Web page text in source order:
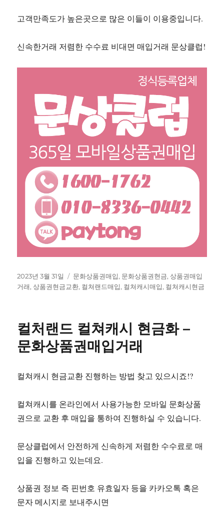
고객만족도가 높은곳으로 많은 이들이 이용중입니다.
신속한거래 저렴한 수수료 비대면 매입거래 문상클럽!
작
성
2023년 3월 31일
태
그
문화상품권매입, 문화상품권현금,상품권매입
거래,상품권현금교환, 컬쳐랜드매입, 컬쳐캐시매입, 컬쳐캐시현금
컬처랜드 컬쳐캐시 현금화 –
문화상품권매입거래
컬쳐캐시 현금교환 진행하는 방법 찾고 있으시죠!?
컬쳐캐시를 온라인에서 사용가능한 모바일 문화상품
권으로 교환 후 매입을 통하여 진행하실 수 있습니다.
문상클럽에서 안전하게 신속하게 저렴한 수수료로 매
입을 진행하고 있는데요.
상품권 정보 즉 핀번호 유효일자 등을 카카오톡 혹은
문자 메시지로 보내주시면